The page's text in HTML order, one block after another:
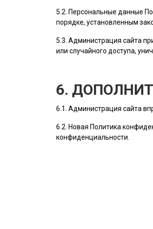
5.2. Персональные данные
порядке, установленным
5.3. Администрация сайта
или случайного доступа,
6.
6.1. Администрация сайта
6.2. Новая Политика
конфиденциальности.